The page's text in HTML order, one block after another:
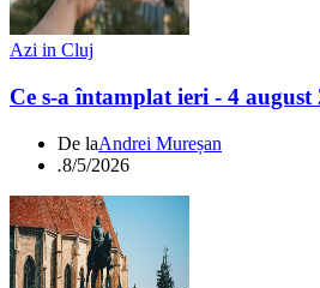
Azi in Cluj
Ce s-a întamplat ieri - 4
De laAndrei Mureșan
.8/5/2026